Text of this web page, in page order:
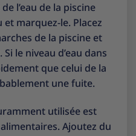
l’eau de la piscine
et marquez-le. Placez
de la piscine et
le niveau d’eau dans
que celui de la
une fuite.
utilisée est
Ajoutez du